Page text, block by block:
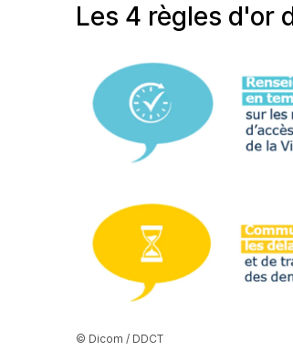
Les 4 règles d'or
© Dicom / DDCT